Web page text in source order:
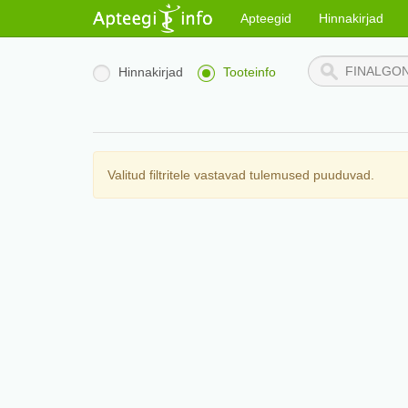
Apteegid Hinnakirjad
Hinnakirjad Tooteinfo
Valitud filtritele vastavad tulemused puuduvad.